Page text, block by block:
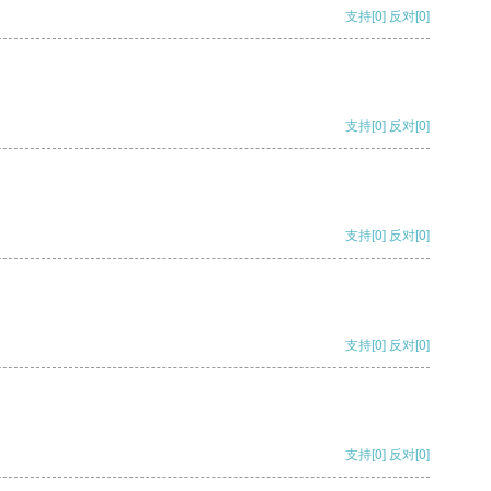
支持[0] 反对[0]
支持[0] 反对[0]
支持[0] 反对[0]
支持[0] 反对[0]
支持[0] 反对[0]